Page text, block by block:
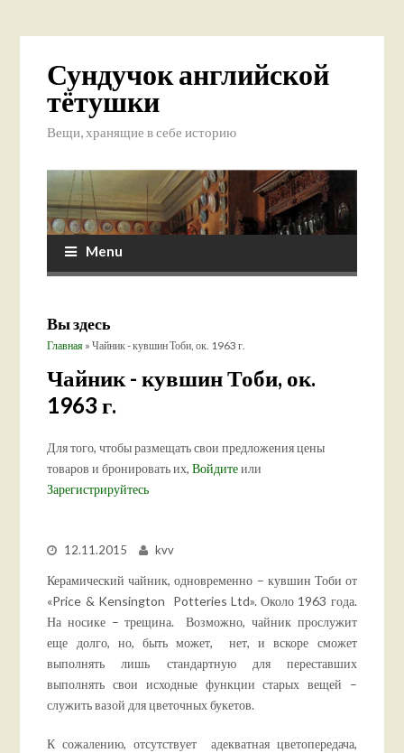
Сундучок английской
тётушки
Вещи, хранящие в себе историю
Menu
Вы здесь
Главная » Чайник - кувшин Тоби, ок. 1963 г.
Чайник - кувшин Тоби, ок.
1963 г.
Для того, чтобы размещать свои предложения цены
товаров и бронировать их,Войдитеили
Зарегистрируйтесь
12.11.2015 kvv
Керамический чайник, одновременно – кувшин Тоби от
«Price & Kensington Potteries Ltd». Около 1963 года.
На носике – трещина. Возможно, чайник прослужит
еще долго, но, быть может, нет, и вскоре сможет
выполнять лишь стандартную для переставших
выполнять свои исходные функции старых вещей –
служить вазой для цветочных букетов.
К сожалению, отсутствует адекватная цветопередача,